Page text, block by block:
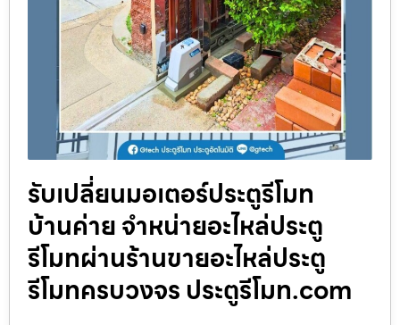
รับเปลี่ยนมอเตอร์ประตูรีโมท
บ้านค่าย จำหน่ายอะไหล่ประตู
รีโมทผ่านร้านขายอะไหล่ประตู
รีโมทครบวงจร ประตูรีโมท.com